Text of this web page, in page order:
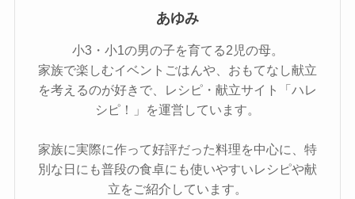
あゆみ
小3・小1の男の子を育てる2児の母。
家族で楽しむイベントごはんや、おもてなし献立
を考えるのが好きで、レシピ・献立サイト「ハレ
シピ！」を運営しています。
家族に実際に作って好評だった料理を中心に、特
別な日にも普段の食卓にも使いやすいレシピや献
立をご紹介しています。